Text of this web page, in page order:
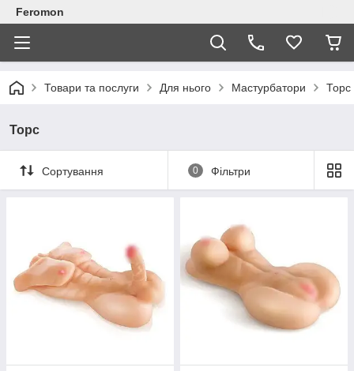
Feromon
Товари та послуги Для нього Мастурбатори Торс
Торс
Сортування 0 Фільтри